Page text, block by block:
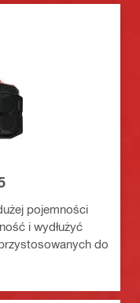
pojemności
i wydłużyć
do